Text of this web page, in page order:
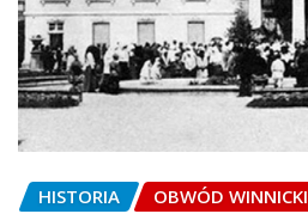
HISTORIA OBWÓD WINNICKI